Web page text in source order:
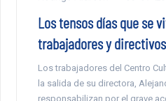
Los tensos días que se
trabajadores y directivos
Los trabajadores del Centro
la salida de su directora,
responsabilizan por el grave